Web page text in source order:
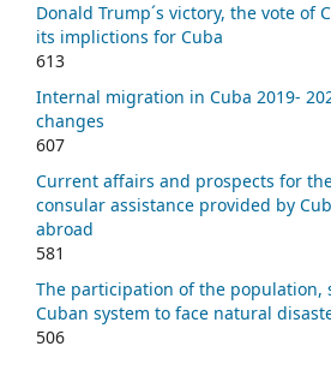
Donald Trump´s victory, the vote of
its implictions for Cuba
613
Internal migration in Cuba 2019-
changes
607
Current affairs and prospects for
consular assistance provided by
abroad
581
The participation of the population,
Cuban system to face natural
506